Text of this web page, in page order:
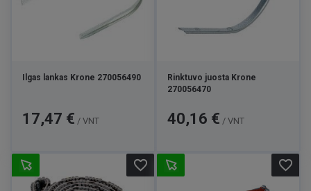
Ilgas lankas Krone 270056490
Kaina
17,47 € / VNT
Rinktuvo juosta Krone
270056470
Kaina
40,16 € / VNT
favorite_border favorite_border